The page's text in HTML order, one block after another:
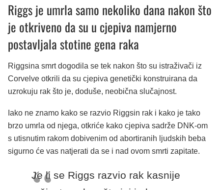
Riggs je umrla samo nekoliko dana nakon što
je otkriveno da su u cjepiva namjerno
postavljala stotine gena raka
Riggsina smrt dogodila se tek nakon što su istraživači iz
Corvelve otkrili da su cjepiva genetički konstruirana da
uzrokuju rak što je, doduše, neobična slučajnost.
Iako ne znamo kako se razvio Riggsin rak i kako je tako
brzo umrla od njega, otkriće kako cjepiva sadrže DNK-om
s utisnutim rakom dobivenim od abortiranih ljudskih beba
sigurno će vas natjerati da se i nad ovom smrti zapitate.
Je li se Riggs razvio rak kasnije